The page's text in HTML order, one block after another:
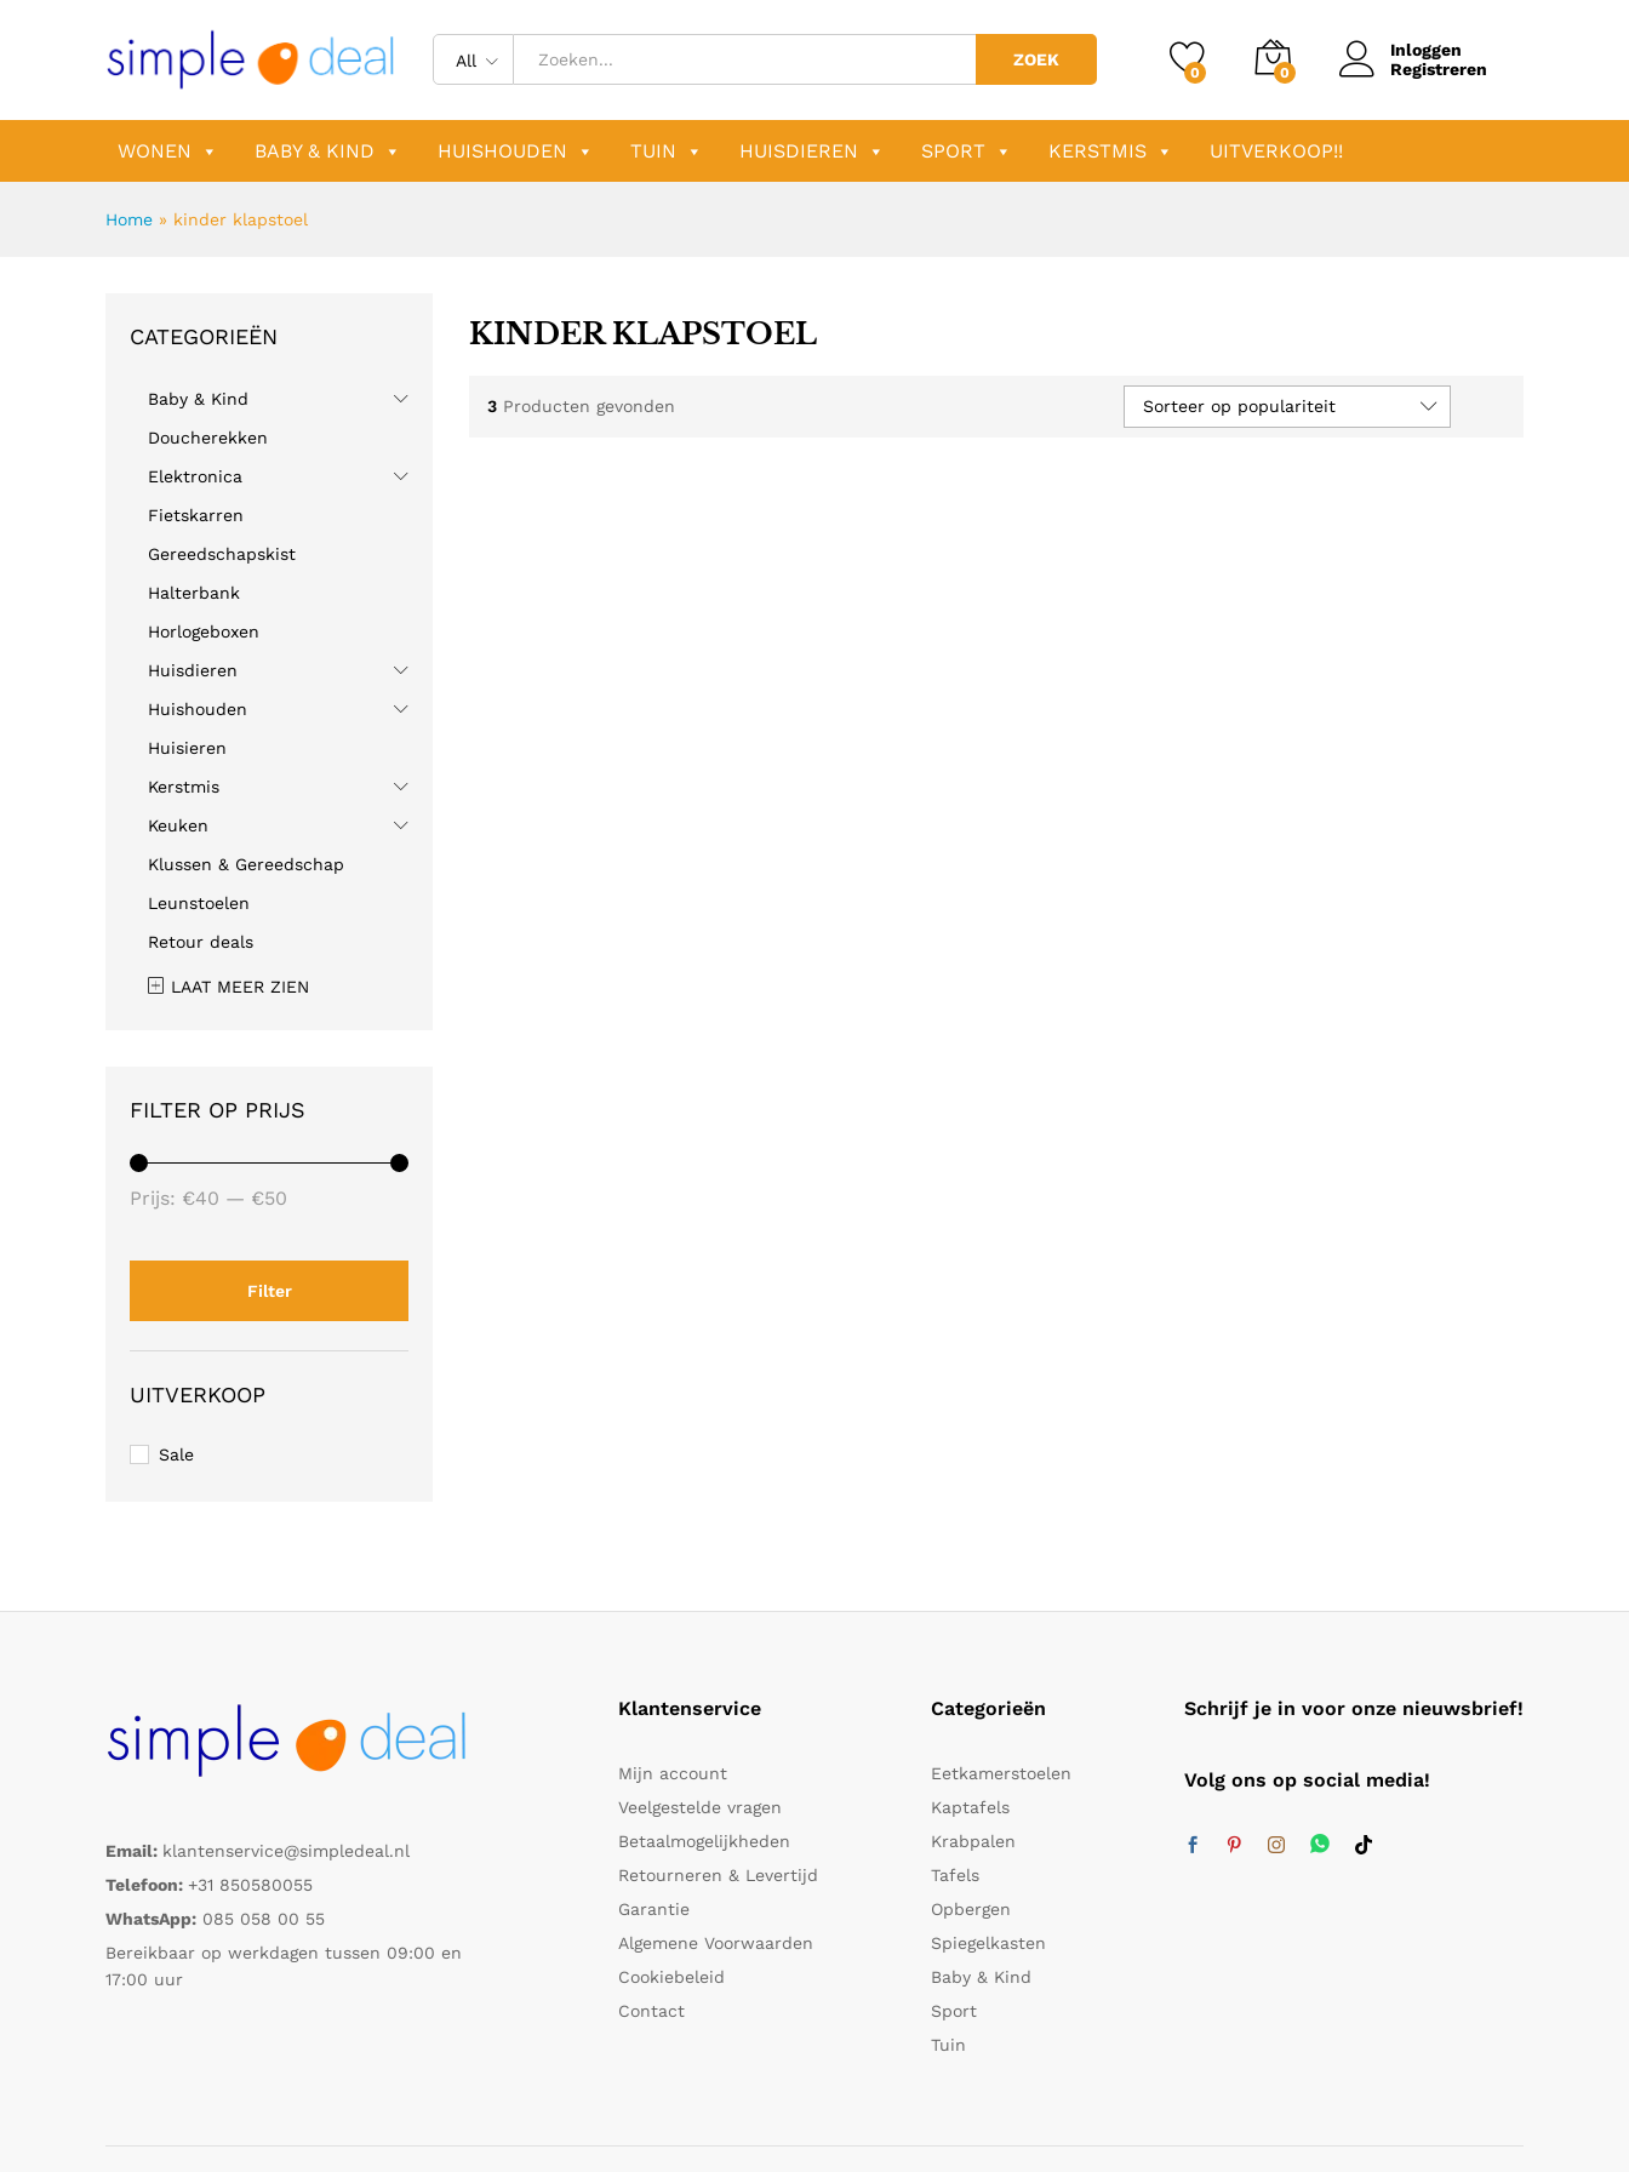
All ZOEK
0 0
Inloggen
Registreren
WONEN BABY & KIND HUISHOUDEN TUIN HUISDIEREN SPORT KERSTMIS UITVERKOOP!!
Home » kinder klapstoel
KINDER KLAPSTOEL
3 Producten gevonden Sorteer op populariteit
CATEGORIEËN
Baby & Kind
Doucherekken
Elektronica
Fietskarren
Gereedschapskist
Halterbank
Horlogeboxen
Huisdieren
Huishouden
Huisieren
Kerstmis
Keuken
Klussen & Gereedschap
Leunstoelen
Retour deals
LAAT MEER ZIEN
FILTER OP PRIJS
Filter
Prijs: €40 — €50
UITVERKOOP
Sale
Email: klantenservice@simpledeal.nl
Telefoon: +31 850580055
WhatsApp: 085 058 00 55
Bereikbaar op werkdagen tussen 09:00 en
17:00 uur
Klantenservice
Mijn account
Veelgestelde vragen
Betaalmogelijkheden
Retourneren & Levertijd
Garantie
Algemene Voorwaarden
Cookiebeleid
Contact
Categorieën
Eetkamerstoelen
Kaptafels
Krabpalen
Tafels
Opbergen
Spiegelkasten
Baby & Kind
Sport
Tuin
Schrijf je in voor onze nieuwsbrief!
Volg ons op social media!